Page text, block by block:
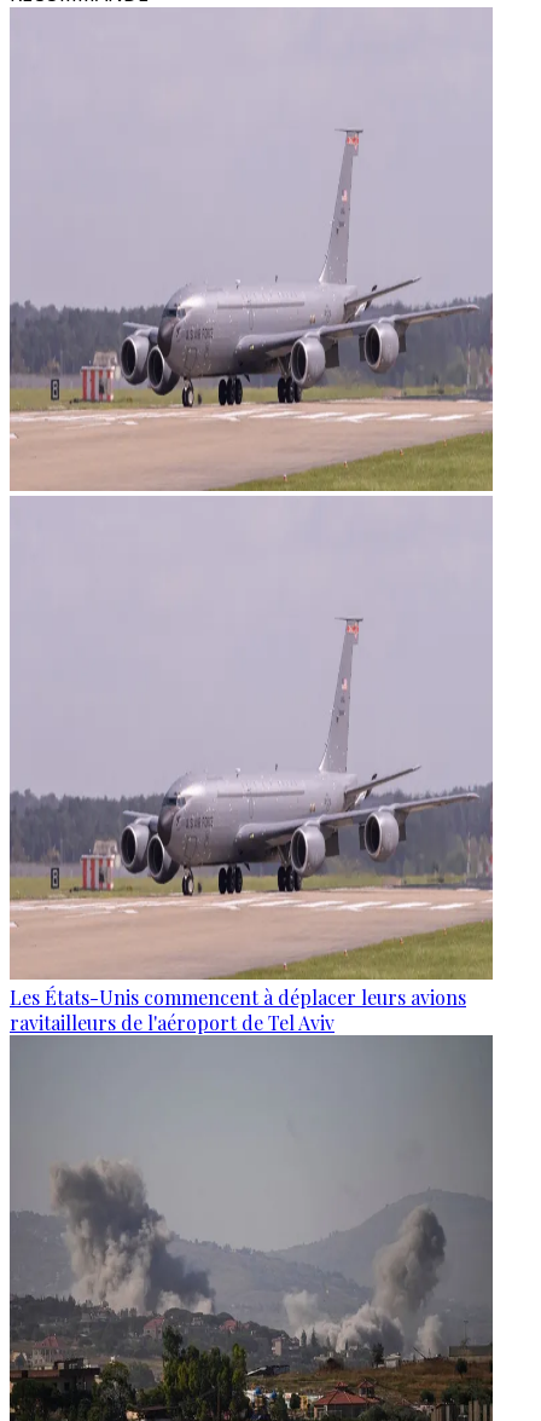
Les États-Unis commencent à déplacer leurs avions
ravitailleurs de l'aéroport de Tel Aviv